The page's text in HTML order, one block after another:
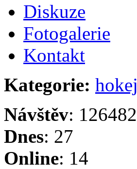
Diskuze
Fotogalerie
Kontakt
Kategorie:
Návštěv:
Dnes: 27
Online: 14